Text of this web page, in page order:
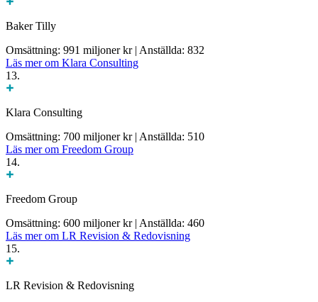
Baker Tilly
Omsättning: 991 miljoner kr | Anställda: 832
Läs mer om Klara Consulting
13.
Klara Consulting
Omsättning: 700 miljoner kr | Anställda: 510
Läs mer om Freedom Group
14.
Freedom Group
Omsättning: 600 miljoner kr | Anställda: 460
Läs mer om LR Revision & Redovisning
15.
LR Revision & Redovisning